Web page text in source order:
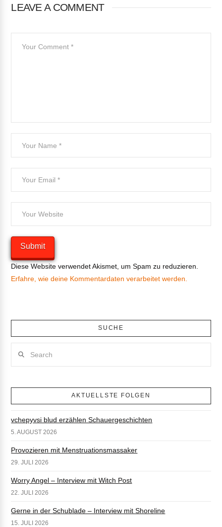
LEAVE A COMMENT
Diese Website verwendet Akismet, um Spam zu reduzieren.
Erfahre, wie deine Kommentardaten verarbeitet werden.
SUCHE
AKTUELLSTE FOLGEN
vchepyvsi blud erzählen Schauergeschichten
5. AUGUST 2026
Provozieren mit Menstruationsmassaker
29. JULI 2026
Worry Angel – Interview mit Witch Post
22. JULI 2026
Gerne in der Schublade – Interview mit Shoreline
15. JULI 2026